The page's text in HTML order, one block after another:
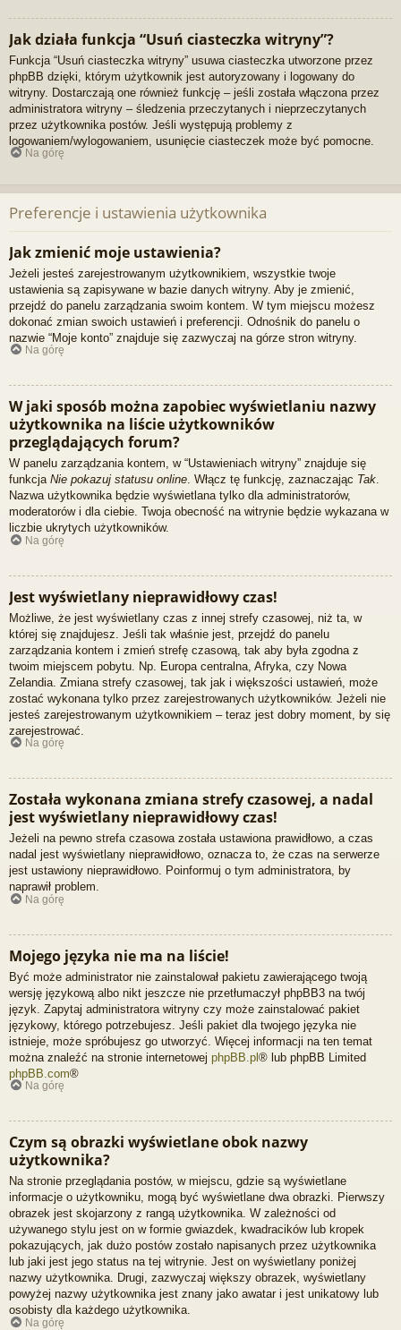
Jak działa funkcja “Usuń ciasteczka witryny”?
Funkcja “Usuń ciasteczka witryny” usuwa ciasteczka utworzone przez
phpBB dzięki, którym użytkownik jest autoryzowany i logowany do
witryny. Dostarczają one również funkcję – jeśli została włączona przez
administratora witryny – śledzenia przeczytanych i nieprzeczytanych
przez użytkownika postów. Jeśli występują problemy z
logowaniem/wylogowaniem, usunięcie ciasteczek może być pomocne.
Na górę
Preferencje i ustawienia użytkownika
Jak zmienić moje ustawienia?
Jeżeli jesteś zarejestrowanym użytkownikiem, wszystkie twoje
ustawienia są zapisywane w bazie danych witryny. Aby je zmienić,
przejdź do panelu zarządzania swoim kontem. W tym miejscu możesz
dokonać zmian swoich ustawień i preferencji. Odnośnik do panelu o
nazwie “Moje konto” znajduje się zazwyczaj na górze stron witryny.
Na górę
W jaki sposób można zapobiec wyświetlaniu nazwy
użytkownika na liście użytkowników
przeglądających forum?
W panelu zarządzania kontem, w “Ustawieniach witryny” znajduje się
funkcja Nie pokazuj statusu online. Włącz tę funkcję, zaznaczając Tak.
Nazwa użytkownika będzie wyświetlana tylko dla administratorów,
moderatorów i dla ciebie. Twoja obecność na witrynie będzie wykazana w
liczbie ukrytych użytkowników.
Na górę
Jest wyświetlany nieprawidłowy czas!
Możliwe, że jest wyświetlany czas z innej strefy czasowej, niż ta, w
której się znajdujesz. Jeśli tak właśnie jest, przejdź do panelu
zarządzania kontem i zmień strefę czasową, tak aby była zgodna z
twoim miejscem pobytu. Np. Europa centralna, Afryka, czy Nowa
Zelandia. Zmiana strefy czasowej, tak jak i większości ustawień, może
zostać wykonana tylko przez zarejestrowanych użytkowników. Jeżeli nie
jesteś zarejestrowanym użytkownikiem – teraz jest dobry moment, by się
zarejestrować.
Na górę
Została wykonana zmiana strefy czasowej, a nadal
jest wyświetlany nieprawidłowy czas!
Jeżeli na pewno strefa czasowa została ustawiona prawidłowo, a czas
nadal jest wyświetlany nieprawidłowo, oznacza to, że czas na serwerze
jest ustawiony nieprawidłowo. Poinformuj o tym administratora, by
naprawił problem.
Na górę
Mojego języka nie ma na liście!
Być może administrator nie zainstalował pakietu zawierającego twoją
wersję językową albo nikt jeszcze nie przetłumaczył phpBB3 na twój
język. Zapytaj administratora witryny czy może zainstalować pakiet
językowy, którego potrzebujesz. Jeśli pakiet dla twojego języka nie
istnieje, może spróbujesz go utworzyć. Więcej informacji na ten temat
można znaleźć na stronie internetowej phpBB.pl ® lub phpBB Limited
phpBB.com®
Na górę
Czym są obrazki wyświetlane obok nazwy
użytkownika?
Na stronie przeglądania postów, w miejscu, gdzie są wyświetlane
informacje o użytkowniku, mogą być wyświetlane dwa obrazki. Pierwszy
obrazek jest skojarzony z rangą użytkownika. W zależności od
używanego stylu jest on w formie gwiazdek, kwadracików lub kropek
pokazujących, jak dużo postów zostało napisanych przez użytkownika
lub jaki jest jego status na tej witrynie. Jest on wyświetlany poniżej
nazwy użytkownika. Drugi, zazwyczaj większy obrazek, wyświetlany
powyżej nazwy użytkownika jest znany jako awatar i jest unikatowy lub
osobisty dla każdego użytkownika.
Na górę